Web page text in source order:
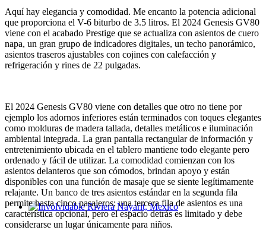
Involvidable Riviera Nayarit, Mexico
Aquí hay elegancia y comodidad. Me encanto la potencia adicional
que proporciona el V-6 biturbo de 3.5 litros. El 2024 Genesis GV80
viene con el acabado Prestige que se actualiza con asientos de cuero
napa, un gran grupo de indicadores digitales, un techo panorámico,
asientos traseros ajustables con cojines con calefacción y
refrigeración y rines de 22 pulgadas.
El 2024 Genesis GV80 viene con detalles que otro no tiene por
ejemplo los adornos inferiores están terminados con toques elegantes
como molduras de madera tallada, detalles metálicos e iluminación
ambiental integrada. La gran pantalla rectangular de información y
entretenimiento ubicada en el tablero mantiene todo elegante pero
ordenado y fácil de utilizar. La comodidad comienzan con los
asientos delanteros que son cómodos, brindan apoyo y están
disponibles con una función de masaje que se siente legítimamente
relajante. Un banco de tres asientos estándar en la segunda fila
permite hasta cinco pasajeros; una tercera fila de asientos es una
característica opcional, pero el espacio detrás es limitado y debe
considerarse un lugar únicamente para niños.